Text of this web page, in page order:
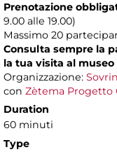
Prenotazione
9.00 alle 19.00)
Massimo 20
Consulta sempre la
la tua visita al museo
Organizzazione:
con Zètema Progetto
Duration
60 minuti
Type